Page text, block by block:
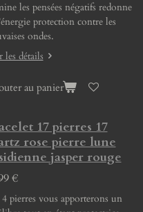
les pensées négatifs redonne
protection contre les
ondes.
les détails
au panier
17 pierres 17
rose pierre lune
jasper rouge
€
4 pierres vous apporterons un